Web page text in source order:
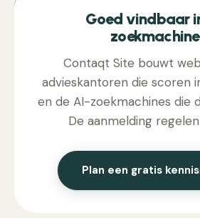
Goed vindbaar
Contaqt Site bouwt
advieskantoren die scoren
en de AI-zoekmachines die
De aanmelding
Plan een gratis